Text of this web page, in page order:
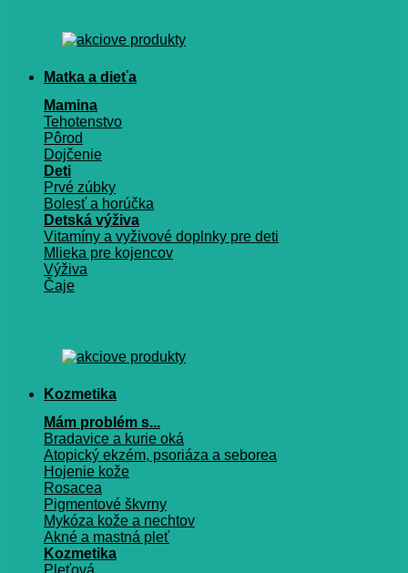
Matka a dieťa
Mamina
Tehotenstvo
Pôrod
Dojčenie
Deti
Prvé zúbky
Bolesť a horúčka
Detská výživa
Vitamíny a vyživové doplnky pre deti
Mlieka pre kojencov
Výživa
Čaje
Kozmetika
Mám problém s...
Bradavice a kurie oká
Atopický ekzém, psoriáza a seborea
Hojenie kože
Rosacea
Pigmentové škvrny
Mykóza kože a nechtov
Akné a mastná pleť
Kozmetika
Pleťová